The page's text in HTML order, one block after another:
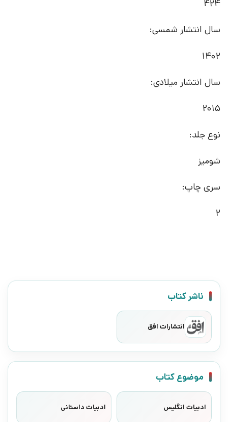
424
سال انتشار شمسی:
1402
سال انتشار میلادی:
2015
نوع جلد:
شومیز
سری چاپ:
2
ناشر کتاب
انتشارات افق
موضوع کتاب
ادبیات انگلیس ادبیات داستانی